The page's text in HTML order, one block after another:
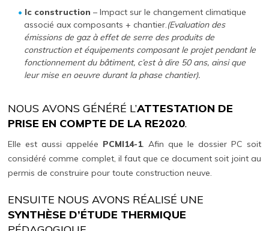
Ic construction – Impact sur le changement climatique
associé aux composants + chantier.(Evaluation des
émissions de gaz à effet de serre des produits de
construction et équipements composant le projet pendant le
fonctionnement du bâtiment, c’est à dire 50 ans, ainsi que
leur mise en oeuvre durant la phase chantier).
NOUS AVONS GÉNÉRÉ L’ATTESTATION DE
PRISE EN COMPTE DE LA RE2020.
Elle est aussi appelée PCMI14-1. Afin que le dossier PC soit
considéré comme complet, il faut que ce document soit joint au
permis de construire pour toute construction neuve.
ENSUITE NOUS AVONS RÉALISÉ UNE
SYNTHÈSE D’ÉTUDE THERMIQUE